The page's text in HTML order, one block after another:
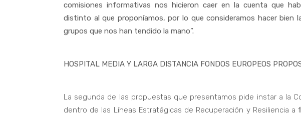
comisiones informativas nos hicieron caer en la cuenta que
distinto al que proponíamos, por lo que consideramos hacer bien
grupos que nos han tendido la mano”.
HOSPITAL MEDIA Y LARGA DISTANCIA FONDOS EUROPEOS
La segunda de las propuestas que presentamos pide instar a la
dentro de las Líneas Estratégicas de Recuperación y Resiliencia a